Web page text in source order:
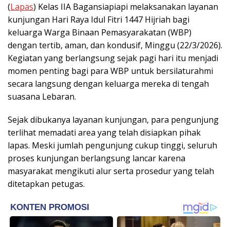
(Lapas) Kelas IIA Bagansiapiapi melaksanakan layanan
kunjungan Hari Raya Idul Fitri 1447 Hijriah bagi
keluarga Warga Binaan Pemasyarakatan (WBP)
dengan tertib, aman, dan kondusif, Minggu (22/3/2026).
Kegiatan yang berlangsung sejak pagi hari itu menjadi
momen penting bagi para WBP untuk bersilaturahmi
secara langsung dengan keluarga mereka di tengah
suasana Lebaran.
Sejak dibukanya layanan kunjungan, para pengunjung
terlihat memadati area yang telah disiapkan pihak
lapas. Meski jumlah pengunjung cukup tinggi, seluruh
proses kunjungan berlangsung lancar karena
masyarakat mengikuti alur serta prosedur yang telah
ditetapkan petugas.